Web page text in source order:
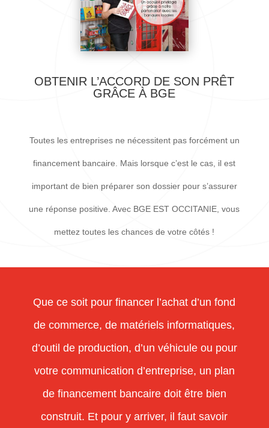
OBTENIR L’ACCORD DE SON PRÊT
GRÂCE À BGE
Toutes les entreprises ne nécessitent pas forcément un
financement bancaire. Mais lorsque c’est le cas, il est
important de bien préparer son dossier pour s’assurer
une réponse positive. Avec BGE EST OCCITANIE, vous
mettez toutes les chances de votre côtés !
Que ce soit pour financer l’achat d’un fond
de commerce, de matériels informatiques,
d’outil de production, d’un véhicule ou pour
votre communication d’entreprise, un plan
de financement bancaire doit être bien
construit. Et pour y arriver, il faut savoir